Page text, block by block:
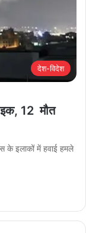
देश-विदेश
12 मौत
के इलाकों में हवाई हमले